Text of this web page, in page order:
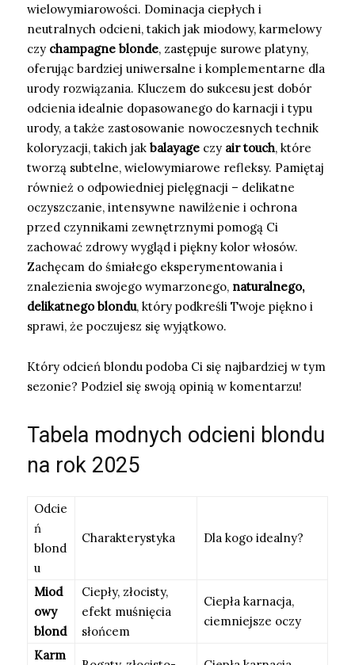
wielowymiarowości. Dominacja ciepłych i
neutralnych odcieni, takich jak miodowy, karmelowy
czy champagne blonde, zastępuje surowe platyny,
oferując bardziej uniwersalne i komplementarne dla
urody rozwiązania. Kluczem do sukcesu jest dobór
odcienia idealnie dopasowanego do karnacji i typu
urody, a także zastosowanie nowoczesnych technik
koloryzacji, takich jak balayage czy air touch, które
tworzą subtelne, wielowymiarowe refleksy. Pamiętaj
również o odpowiedniej pielęgnacji – delikatne
oczyszczanie, intensywne nawilżenie i ochrona
przed czynnikami zewnętrznymi pomogą Ci
zachować zdrowy wygląd i piękny kolor włosów.
Zachęcam do śmiałego eksperymentowania i
znalezienia swojego wymarzonego, naturalnego,
delikatnego blondu, który podkreśli Twoje piękno i
sprawi, że poczujesz się wyjątkowo.
Który odcień blondu podoba Ci się najbardziej w tym
sezonie? Podziel się swoją opinią w komentarzu!
Tabela modnych odcieni blondu
na rok 2025
Odcie
ń
blond
u
Charakterystyka Dla kogo idealny?
Miod
owy
blond
Ciepły, złocisty,
efekt muśnięcia
słońcem
Ciepła karnacja,
ciemniejsze oczy
Karm